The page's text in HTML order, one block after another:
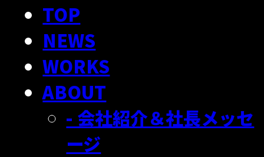
TOP
NEWS
WORKS
ABOUT
- 会社紹介＆社長メッセ
ージ